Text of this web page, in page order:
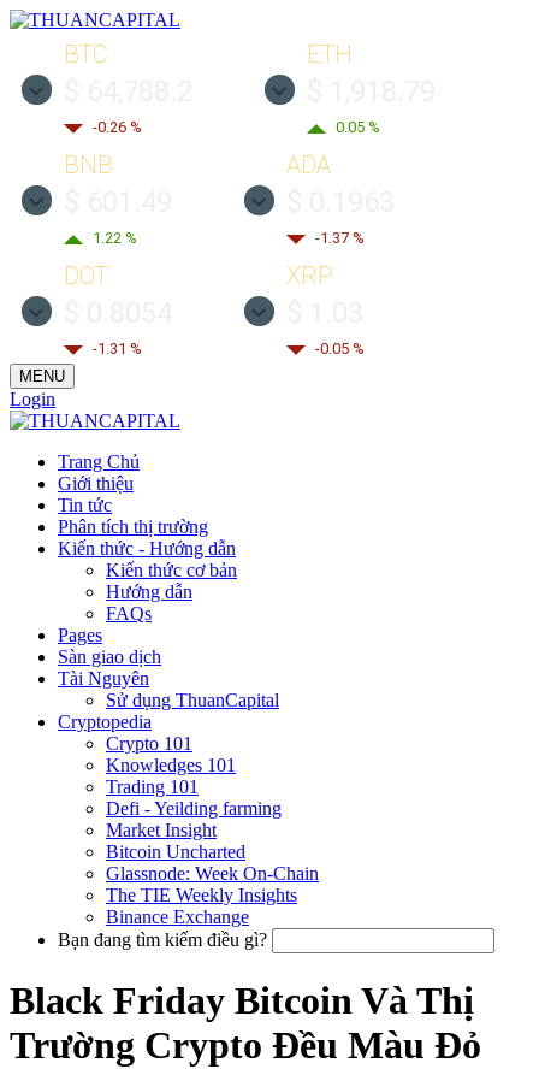
BTC
-0.26 %
ETH
0.05 %
BNB
1.22 %
ADA
-1.37 %
DOT
-1.31 %
XRP
-0.05 %
MENU
Login
Trang Chủ
Giới thiệu
Tin tức
Phân tích thị trường
Kiến thức - Hướng dẫn
Kiến thức cơ bản
Hướng dẫn
FAQs
Pages
Sàn giao dịch
Tài Nguyên
Sử dụng ThuanCapital
Cryptopedia
Crypto 101
Knowledges 101
Trading 101
Defi - Yeilding farming
Market Insight
Bitcoin Uncharted
Glassnode: Week On-Chain
The TIE Weekly Insights
Binance Exchange
Bạn đang tìm kiếm điều gì?
Black Friday Bitcoin Và Thị
Trường Crypto Đều Màu Đỏ